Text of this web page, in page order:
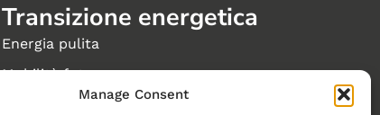
Manage Consent
Transizione energetica
Energia pulita
Mobilità futura
Edifici, città e comunità sostenibili